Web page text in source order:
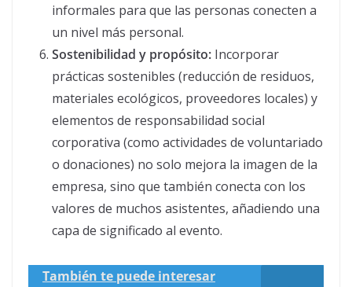
informales para que las personas conecten a
un nivel más personal.
Sostenibilidad y propósito: Incorporar
prácticas sostenibles (reducción de residuos,
materiales ecológicos, proveedores locales) y
elementos de responsabilidad social
corporativa (como actividades de voluntariado
o donaciones) no solo mejora la imagen de la
empresa, sino que también conecta con los
valores de muchos asistentes, añadiendo una
capa de significado al evento.
También te puede interesar